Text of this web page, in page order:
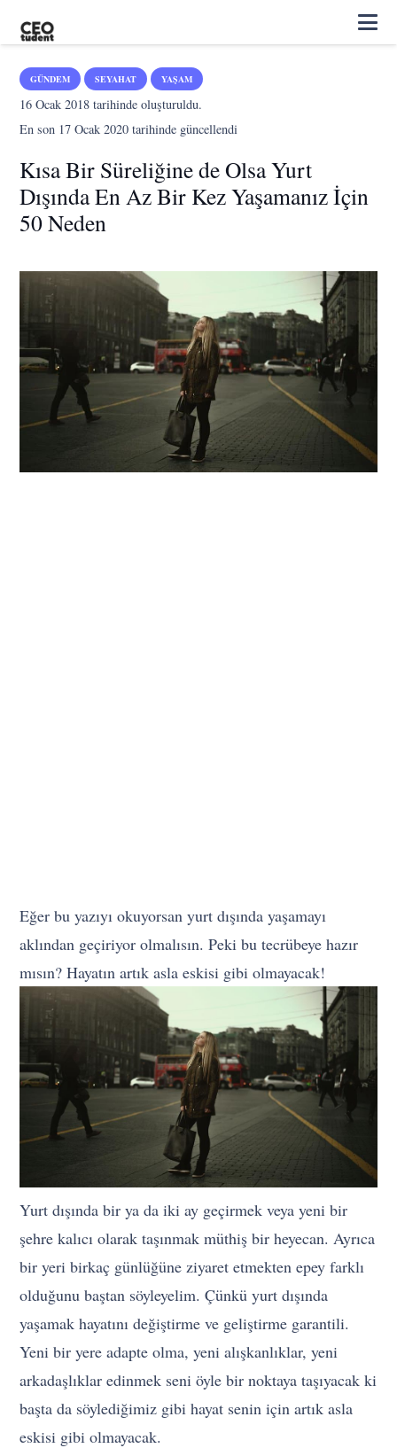
GÜNDEM SEYAHAT YAŞAM
16 Ocak 2018 tarihinde oluşturuldu.
En son 17 Ocak 2020 tarihinde güncellendi
Kısa Bir Süreliğine de Olsa Yurt
Dışında En Az Bir Kez Yaşamanız İçin
50 Neden
Eğer bu yazıyı okuyorsan yurt dışında yaşamayı
aklından geçiriyor olmalısın. Peki bu tecrübeye hazır
mısın? Hayatın artık asla eskisi gibi olmayacak!
Yurt dışında bir ya da iki ay geçirmek veya yeni bir
şehre kalıcı olarak taşınmak müthiş bir heyecan. Ayrıca
bir yeri birkaç günlüğüne ziyaret etmekten epey farklı
olduğunu baştan söyleyelim. Çünkü yurt dışında
yaşamak hayatını değiştirme ve geliştirme garantili.
Yeni bir yere adapte olma, yeni alışkanlıklar, yeni
arkadaşlıklar edinmek seni öyle bir noktaya taşıyacak ki
başta da söylediğimiz gibi hayat senin için artık asla
eskisi gibi olmayacak.